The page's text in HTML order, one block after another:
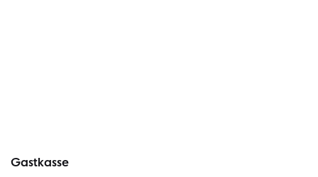
Gastkasse